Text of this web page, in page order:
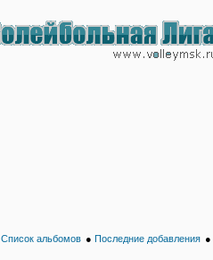
Список альбомов ● Последние добавления ●